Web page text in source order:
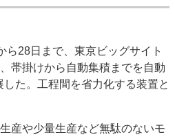
ビジネス イベント 信用情報
業界
訃報
ら28日まで、東京ビッグサイト
帯掛けから自動集積までを自動
た。工程間を省力化する装置と
産や少量生産など無駄のないモ